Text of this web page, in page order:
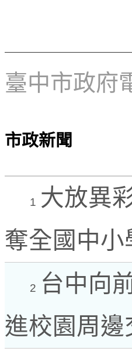
臺中市政府
市政新聞
1 大放異
奪全國中小
2 台中向
進校園周邊